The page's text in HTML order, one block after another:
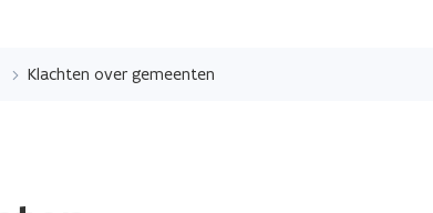
Klachten over gemeenten